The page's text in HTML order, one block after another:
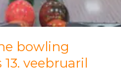
bowling
veebruaril